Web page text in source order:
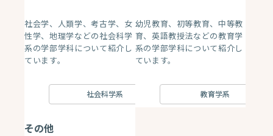
社会学、人類学、考古学、女
性学、地理学などの社会科学
系の学部学科について紹介し
ています。
社会科学系
幼児教育、初等教育、中等教
育、英語教授法などの教育学
系の学部学科について紹介し
ています。
教育学系
その他